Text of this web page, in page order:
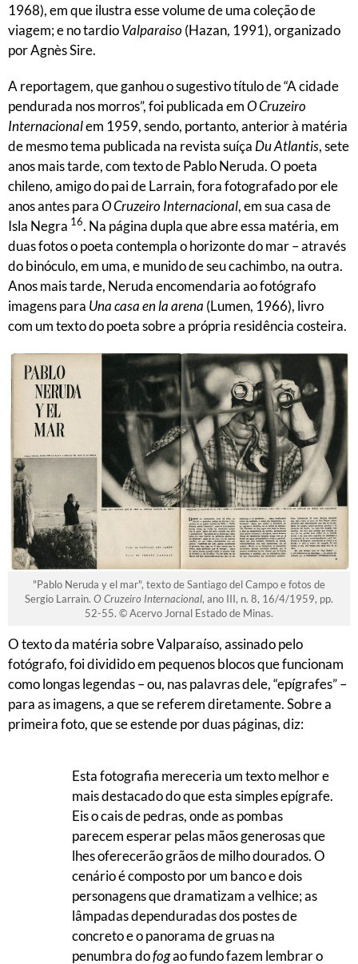
1968), em que ilustra esse volume de uma coleção de
viagem; e no tardioValparaiso (Hazan, 1991), organizado
por Agnès Sire.
A reportagem, que ganhou o sugestivo título de “A cidade
pendurada nos morros”, foi publicada emO Cruzeiro
Internacionalem 1959, sendo, portanto, anterior à matéria
de mesmo tema publicada na revista suíça Du Atlantis, sete
anos mais tarde, com texto de Pablo Neruda. O poeta
chileno, amigo do pai de Larrain, fora fotografado por ele
anos antes paraO Cruzeiro Internacional, em sua casa de
Isla Negra 16. Na página dupla que abre essa matéria, em
duas fotos o poeta contempla o horizonte do mar – através
do binóculo, em uma, e munido de seu cachimbo, na outra.
Anos mais tarde, Neruda encomendaria ao fotógrafo
imagens para Una casa en la arena (Lumen, 1966), livro
com um texto do poeta sobre a própria residência costeira.
"Pablo Neruda y el mar", texto de Santiago del Campo e fotos de
Sergio Larrain. O Cruzeiro Internacional, ano III, n. 8, 16/4/1959, pp.
52-55. © Acervo Jornal Estado de Minas.
O texto da matéria sobre Valparaíso, assinado pelo
fotógrafo, foi dividido em pequenos blocos que funcionam
como longas legendas – ou, nas palavras dele, “epígrafes” –
para as imagens, a que se referem diretamente. Sobre a
primeira foto, que se estende por duas páginas, diz:
Esta fotografia mereceria um texto melhor e
mais destacado do que esta simples epígrafe.
Eis o cais de pedras, onde as pombas
parecem esperar pelas mãos generosas que
lhes oferecerão grãos de milho dourados. O
cenário é composto por um banco e dois
personagens que dramatizam a velhice; as
lâmpadas dependuradas dos postes de
concreto e o panorama de gruas na
penumbra dofogao fundo fazem lembrar o